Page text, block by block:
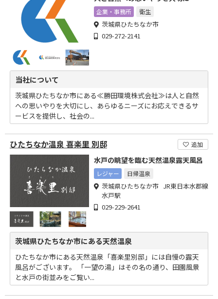
企業・事務所 衛生
茨城県ひたちなか市
029-272-2141
当社について
茨城県ひたちなか市にある≪勝田環境株式会社≫は人と自然
への思いやりを大切にし、あらゆるニーズにお応えできるサ
ービスを提供し、社会の...
ひたちなか温泉 喜楽里 別邸 追加
水戸の眺望を臨む天然温泉露天風呂
レジャー 日帰温泉
茨城県ひたちなか市 JR東日本水郡線
水戸駅
029-229-2641
茨城県ひたちなか市にある天然温泉
ひたちなか市にある天然温泉「喜楽里別邸」には自慢の露天
風呂がございます。 「一望の湯」はその名の通り、田園風景
と水戸の街並みをご覧い...